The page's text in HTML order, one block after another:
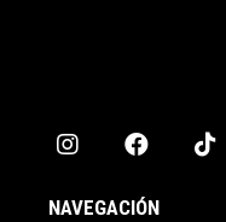
NAVEGACIÓN